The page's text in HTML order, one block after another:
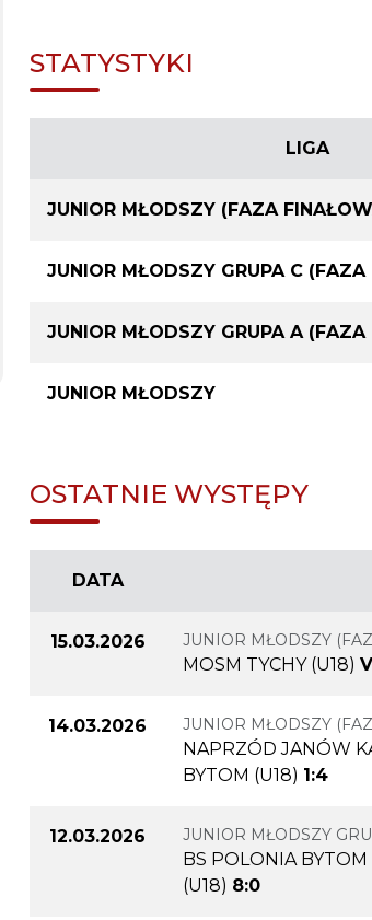
STATYSTYKI
LIGA
JUNIOR MŁODSZY (FAZA
JUNIOR MŁODSZY GRUPA C
JUNIOR MŁODSZY GRUPA A
JUNIOR MŁODSZY
OSTATNIE WYSTĘPY
DATA
15.03.2026 JUNIOR MŁODSZY
MOSM TYCHY (U18)
14.03.2026 JUNIOR MŁODSZY
NAPRZÓD JANÓW
BYTOM (U18) 1:4
12.03.2026 JUNIOR MŁODSZY
BS POLONIA BYTOM
(U18) 8:0